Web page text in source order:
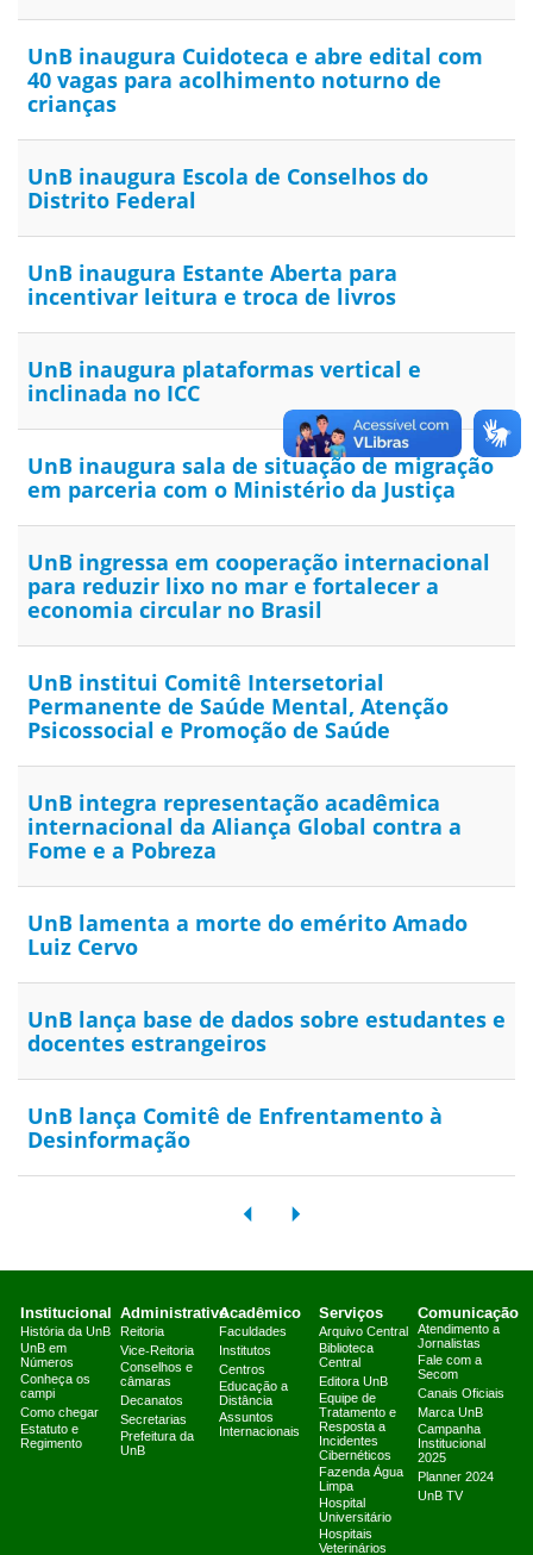
UnB inaugura Cuidoteca e abre edital com
40 vagas para acolhimento noturno de
crianças
UnB inaugura Escola de Conselhos do
Distrito Federal
UnB inaugura Estante Aberta para
incentivar leitura e troca de livros
UnB inaugura plataformas vertical e
inclinada no ICC
UnB inaugura sala de situação de migração
em parceria com o Ministério da Justiça
UnB ingressa em cooperação internacional
para reduzir lixo no mar e fortalecer a
economia circular no Brasil
UnB institui Comitê Intersetorial
Permanente de Saúde Mental, Atenção
Psicossocial e Promoção de Saúde
UnB integra representação acadêmica
internacional da Aliança Global contra a
Fome e a Pobreza
UnB lamenta a morte do emérito Amado
Luiz Cervo
UnB lança base de dados sobre estudantes e
docentes estrangeiros
UnB lança Comitê de Enfrentamento à
Desinformação
Institucional
História da UnB
UnB em
Números
Conheça os
campi
Como chegar
Estatuto e
Regimento
Administrativo
Reitoria
Vice-Reitoria
Conselhos e
câmaras
Decanatos
Secretarias
Prefeitura da
UnB
Acadêmico
Faculdades
Institutos
Centros
Educação a
Distância
Assuntos
Internacionais
Serviços
Arquivo Central
Biblioteca
Central
Editora UnB
Equipe de
Tratamento e
Resposta a
Incidentes
Cibernéticos
Fazenda Água
Limpa
Hospital
Universitário
Hospitais
Veterinários
Comunicação
Atendimento a
Jornalistas
Fale com a
Secom
Canais Oficiais
Marca UnB
Campanha
Institucional
2025
Planner 2024
UnB TV